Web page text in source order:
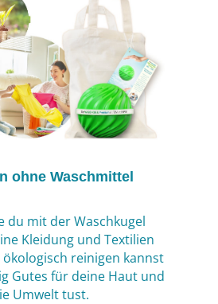
ohne Waschmittel
du mit der Waschkugel
Kleidung und Textilien
reinigen kannst
Gutes für deine Haut und
Umwelt tust.